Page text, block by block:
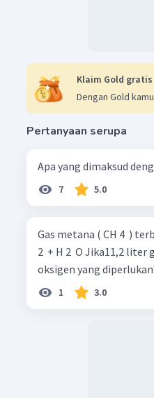
Hasil pembakaran
berbahaya dan
Klaim Gold
Dengan Gold
Pertanyaan serupa
Apa yang dimaksud
7 5.0
Gas metana ( CH 4 ​ ) terbakar
2 ​ + H 2 ​ O Jika11,2 liter gas metana terbakar, barapa volume gas
oksigen yang
1 3.0